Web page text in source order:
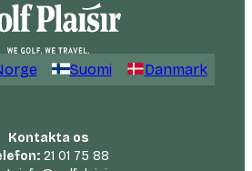
Suomi Danmark
Kontakta os
21 01 75 88